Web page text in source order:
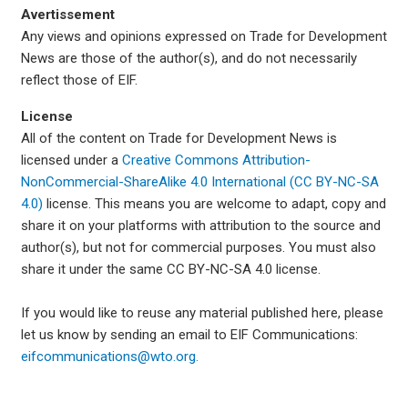
Avertissement
Any views and opinions expressed on Trade for Development
News are those of the author(s), and do not necessarily
reflect those of EIF.
License
All of the content on Trade for Development News is
licensed under a Creative Commons Attribution-
NonCommercial-ShareAlike 4.0 International (CC BY-NC-SA
4.0) license. This means you are welcome to adapt, copy and
share it on your platforms with attribution to the source and
author(s), but not for commercial purposes. You must also
share it under the same CC BY-NC-SA 4.0 license.
If you would like to reuse any material published here, please
let us know by sending an email to EIF Communications:
eifcommunications@wto.org.